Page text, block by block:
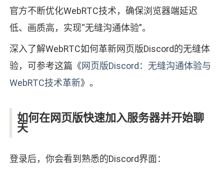
官方不断优化WebRTC技术，确保浏览器端延迟
低、画质高，实现“无缝沟通体验”。
深入了解WebRTC如何革新网页版Discord的无缝体
验，可参考这篇《网页版Discord：无缝沟通体验与
WebRTC技术革新》。
如何在网页版快速加入服务器并开始聊
天
登录后，你会看到熟悉的Discord界面：